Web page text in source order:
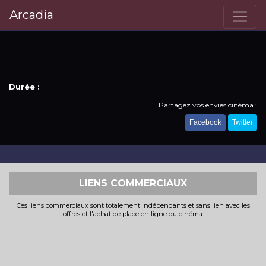
Arcadia
Durée :
Partagez vos envies cinéma :
Facebook Twitter
LIENS COMMERCIAUX
Ces liens commerciaux sont totalement indépendants et sans lien avec les
offres et l'achat de place en ligne du cinéma.